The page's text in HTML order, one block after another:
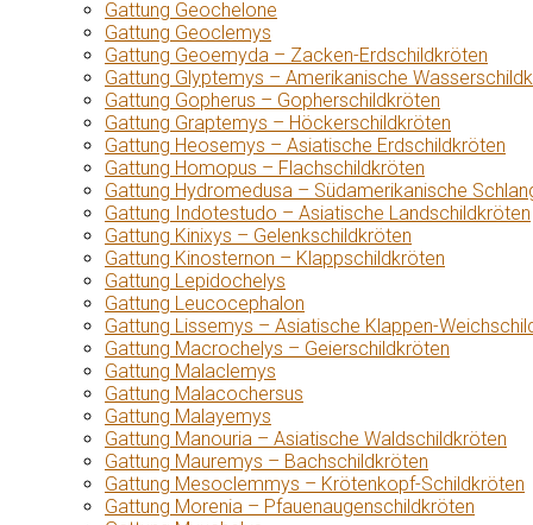
Gattung Geochelone
Gattung Geoclemys
Gattung Geoemyda – Zacken-Erdschildkröten
Gattung Glyptemys – Amerikanische
Gattung Gopherus – Gopherschildkröten
Gattung Graptemys – Höckerschildkröten
Gattung Heosemys – Asiatische Erdschildkröten
Gattung Homopus – Flachschildkröten
Gattung Hydromedusa – Südamerikanische
Gattung Indotestudo – Asiatische Landschildkröten
Gattung Kinixys – Gelenkschildkröten
Gattung Kinosternon – Klappschildkröten
Gattung Lepidochelys
Gattung Leucocephalon
Gattung Lissemys – Asiatische Klappen-
Gattung Macrochelys – Geierschildkröten
Gattung Malaclemys
Gattung Malacochersus
Gattung Malayemys
Gattung Manouria – Asiatische Waldschildkröten
Gattung Mauremys – Bachschildkröten
Gattung Mesoclemmys – Krötenkopf-Schildkröten
Gattung Morenia – Pfauenaugenschildkröten